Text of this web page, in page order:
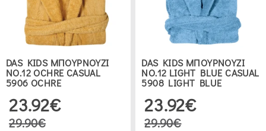
DAS KIDS ΜΠΟΥΡΝΟΥΖΙ
ΝΟ.12 OCHRE CASUAL
5906 OCHRE
23.92€
29.90€
DAS KIDS ΜΠΟΥΡΝΟΥΖΙ
ΝΟ.12 LIGHT BLUE CASUAL
5908 LIGHT BLUE
23.92€
29.90€